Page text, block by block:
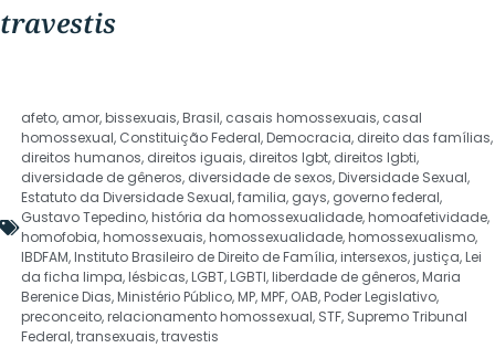
travestis
afeto, amor,bissexuais,Brasil, casais homossexuais, casal
homossexual, Constituição Federal,Democracia, direito das famílias,
direitos humanos, direitos iguais, direitos lgbt, direitos lgbti,
diversidade de gêneros, diversidade de sexos,Diversidade Sexual,
Estatuto da Diversidade Sexual,familia, gays, governo federal,
Gustavo Tepedino,história da homossexualidade,homoafetividade,
homofobia,homossexuais,homossexualidade,homossexualismo,
IBDFAM,Instituto Brasileiro de Direito de Família,intersexos,justiça,Lei
da ficha limpa,lésbicas,LGBT,LGBTI,liberdade de gêneros,Maria
Berenice Dias,Ministério Público,MP,MPF, OAB,Poder Legislativo,
preconceito,relacionamento homossexual, STF, Supremo Tribunal
Federal,transexuais,travestis